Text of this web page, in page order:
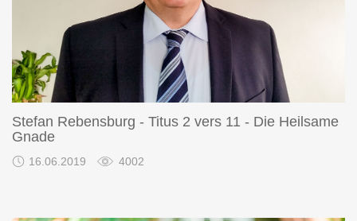
Stefan Rebensburg - Titus 2 vers 11 - Die Heilsame
Gnade
16.06.2019 4002